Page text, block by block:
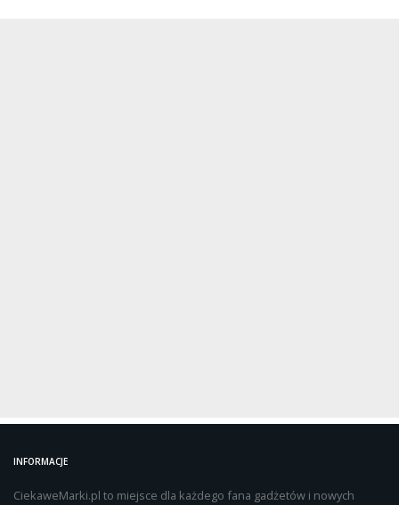
INFORMACJE
CiekaweMarki.pl to miejsce dla każdego fana gadżetów i nowych